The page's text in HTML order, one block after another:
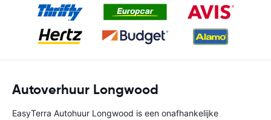
Autoverhuur Longwood
EasyTerra Autohuur Longwood is een onafhankelijke